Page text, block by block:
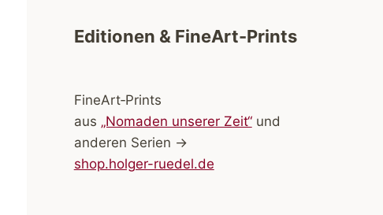
Editionen & FineArt-Prints
FineArt‑Prints
aus „Nomaden unserer Zeit“und
anderen Serien →
shop.holger-ruedel.de